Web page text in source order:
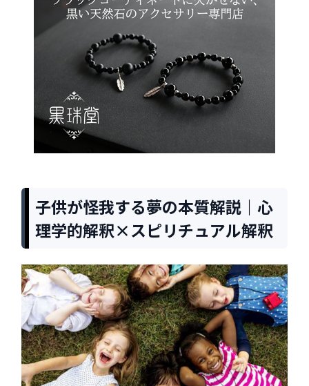
子供が怪我する夢の本質解説｜心
理学的解釈×スピリチュアル解釈